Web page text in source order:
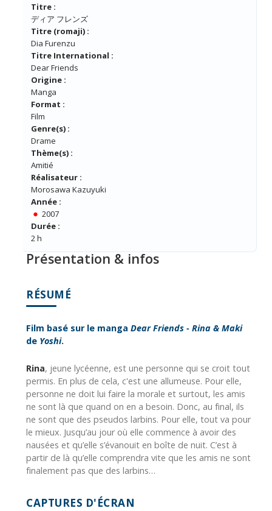
Titre :
ディア フレンズ
Titre (romaji) :
Dia Furenzu
Titre International :
Dear Friends
Origine :
Manga
Format :
Film
Genre(s) :
Drame
Thème(s) :
Amitié
Réalisateur :
Morosawa Kazuyuki
Année :
2007
Durée :
2 h
Présentation & infos
RÉSUMÉ
Film basé sur le manga Dear Friends - Rina & Maki
de Yoshi.
Rina, jeune lycéenne, est une personne qui se croit tout
permis. En plus de cela, c'est une allumeuse. Pour elle,
personne ne doit lui faire la morale et surtout, les amis
ne sont là que quand on en a besoin. Donc, au final, ils
ne sont que des pseudos larbins. Pour elle, tout va pour
le mieux. Jusqu’au jour où elle commence à avoir des
nausées et qu’elle s’évanouit en boîte de nuit. C’est à
partir de là qu’elle comprendra vite que les amis ne sont
finalement pas que des larbins…
CAPTURES D'ÉCRAN